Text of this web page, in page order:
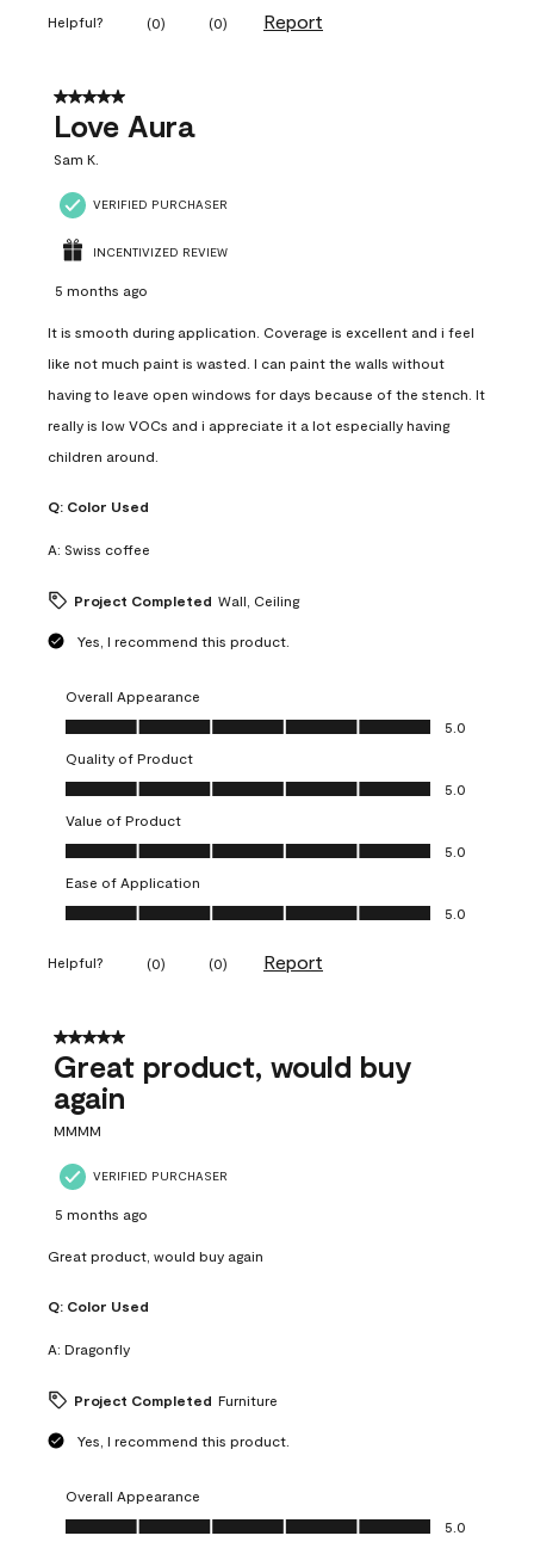
Helpful? (0) (0) Report
5 out of 5 stars.
Love Aura
Sam K.
VERIFIED PURCHASER
INCENTIVIZED REVIEW
5 months ago
It is smooth during application. Coverage is excellent and i feel
like not much paint is wasted. I can paint the walls without
having to leave open windows for days because of the stench. It
really is low VOCs and i appreciate it a lot especially having
children around.
Q: Color Used
A: Swiss coffee
Project Completed Wall, Ceiling
Yes, I recommend this product.
Overall Appearance
Overall Appearance, 5.0 out of 5
5.0
Quality of Product
Quality of Product, 5.0 out of 5
5.0
Value of Product
Value of Product, 5.0 out of 5
5.0
Ease of Application
Ease of Application, 5.0 out of 5
5.0
Helpful? (0) (0) Report
5 out of 5 stars.
Great product, would buy
again
MMMM
VERIFIED PURCHASER
5 months ago
Great product, would buy again
Q: Color Used
A: Dragonfly
Project Completed Furniture
Yes, I recommend this product.
Overall Appearance
Overall Appearance, 5.0 out of 5
5.0